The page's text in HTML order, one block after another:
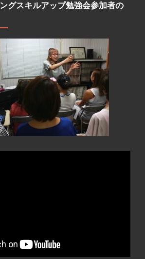
グスキルアップ勉強会参加者の